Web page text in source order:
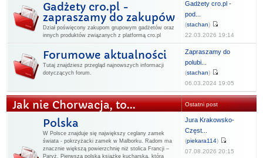
Gadżety cro.pl -
zapraszamy do zakupów
Dział poświęcony zakupom grupowym gadżetów oraz
innych produktów związanych z platformą cro.pl
Gadżety cro.pl -
pod...
(stachan)
22.03.2026 19:14
Forumowe aktualności
Tutaj znajdziesz przegląd najnowszych informacji
dotyczących forum.
Zapraszamy do
polubi...
(stachan)
06.03.2024 19:05
Jak nie Chorwacja, to... Ostatni post
Polska
W Polsce znajduje się największy ceglany zamek
świata - pokrzyżacki zamek w Malborku. Radom ma
znacznie większą powierzchnię niż stolica Francji –
Paryż. Pierwszą polską książkę kucharską, która
Jura Krakowsko-
Częst...
(piekara114)
07.08.2026 20:15